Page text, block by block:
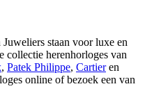
staan voor luxe en
collectie herenhorloges van
, Patek Philippe, Cartieren
online of bezoek een van